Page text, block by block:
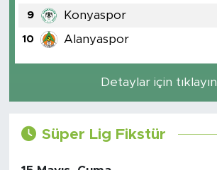
9 Konyaspor
10 Alanyaspor
Detaylar için tıklayın
Süper Lig Fikstür